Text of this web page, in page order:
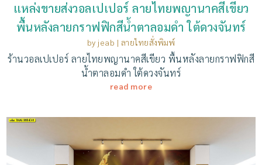
แหล่งขายส่งวอลเปเปอร์ ลายไทยพญานาคสีเขียว
พื้นหลังลายกราฟฟิกสีน้ำตาลอมดำ ใต้ดวงจันทร์
by jeab | ลายไทยสั่งพิมพ์
ร้านวอลเปเปอร์ ลายไทยพญานาคสีเขียว พื้นหลังลายกราฟฟิกสี
น้ำตาลอมดำ ใต้ดวงจันทร์
read more